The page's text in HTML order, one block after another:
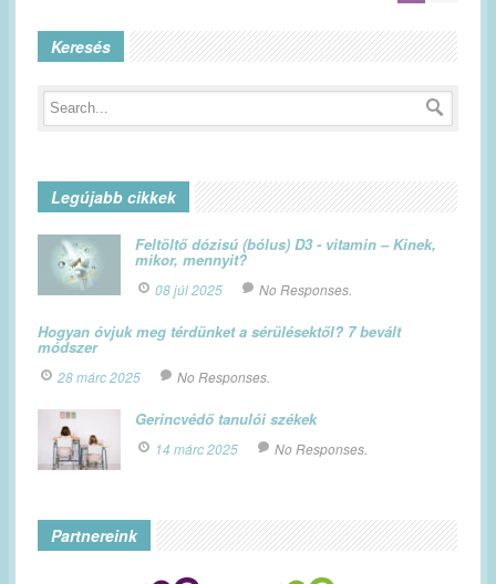
Keresés
Legújabb cikkek
Feltöltő dózisú (bólus) D3 - vitamin – Kinek,
mikor, mennyit?
08 júl 2025 No Responses.
Hogyan óvjuk meg térdünket a sérülésektől? 7 bevált
módszer
28 márc 2025 No Responses.
Gerincvédő tanulói székek
14 márc 2025 No Responses.
Partnereink